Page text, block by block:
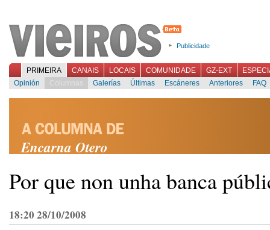
Publicidade
PRIMEIRA CANAIS LOCAIS COMUNIDADE GZ-EXT
Opinión
Columnas Galerías Últimas Escáneres Anteriores FAQ
Encarna Otero
Por que non unha banca
18:20 28/10/2008